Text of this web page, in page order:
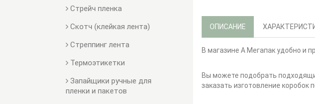
Стрейч пленка
Скотч (клейкая лента)
Стреппинг лента
Термоэтикетки
Запайщики ручные для
пленки и пакетов
ОПИСАНИЕ
В магазине А Мегапак удобно и
Вы можете подобрать
заказать изготовление